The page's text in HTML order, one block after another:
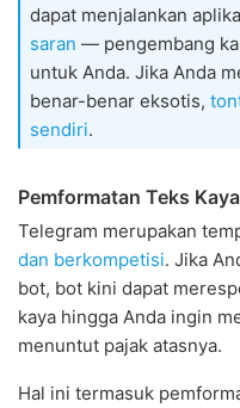
dapat menjalankan
saran — pengembang
untuk Anda. Jika Anda
benar-benar eksotis,
sendiri.
Pemformatan Teks
Telegram merupakan
dan berkompetisi. Jika
bot, bot kini dapat
kaya hingga Anda ingin
menuntut pajak atasnya.
Hal ini termasuk